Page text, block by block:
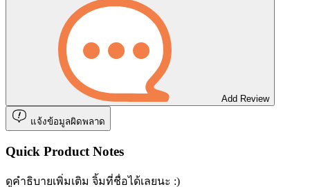
Add Review
แจ้งข้อมูลผิดพลาด
Quick Product Notes
ดูคำธิบายเพิ่มเติม จิ้มที่ชื่อได้เลยนะ :)